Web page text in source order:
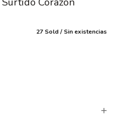
27 Sold Sin existencias